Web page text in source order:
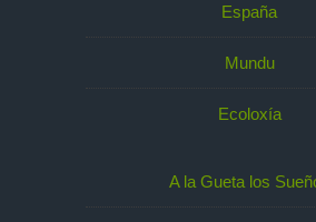
España
Mundu
Ecoloxía
A la Gueta los